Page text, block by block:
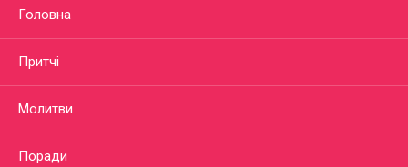
Головна
Притчі
Молитви
Поради